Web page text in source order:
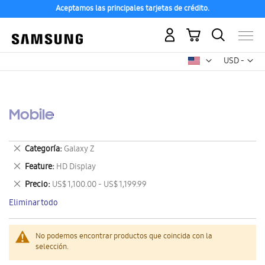
Aceptamos las principales tarjetas de crédito.
USD -
dólar
Mi carrito
Mobile
No podemos encontrar productos que coincida con la
selección.
Categoría Galaxy Z
Eliminar
este
artículo
Feature HD Display
Eliminar
este
artículo
Precio US$ 1,100.00 - US$ 1,199.99
Eliminar
este
artículo
Eliminar todo